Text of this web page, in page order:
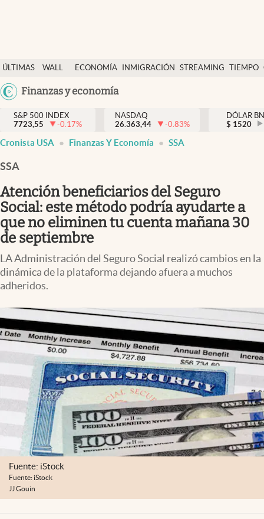
ÚLTIMAS
NOTICIAS
WALL
DÓLAR
ECONOMÍA INMIGRACIÓN STREAMING TIEMPO
México
Finanzas y economía
Finanzas y economía
Wall Street y dólar
Inmigración
Espiritual
Streaming
PC y mobile
Lifestyle
S&P 500 INDEX
7723,55
-0.17%
NASDAQ
26.363,44
-0.83%
DÓLAR
$ 1520
Cronista USA Finanzas Y Economía SSA
SSA
Atención beneficiarios del Seguro
Social: este método podría ayudarte a
que no eliminen tu cuenta mañana 30
de septiembre
LA Administración del Seguro Social realizó cambios en la
dinámica de la plataforma dejando afuera a muchos
adheridos.
Fuente: iStock
Fuente: iStock
JJ Gouin